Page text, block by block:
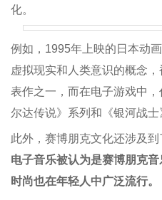
化。
例如，1995年上映的日本动
虚拟现实和人类意识的概念
表作之一，而在电子游戏中
尔达传说》系列和《银河战士
此外，赛博朋克文化还涉及
电子音乐被认为是赛博朋克
时尚也在年轻人中广泛流行。